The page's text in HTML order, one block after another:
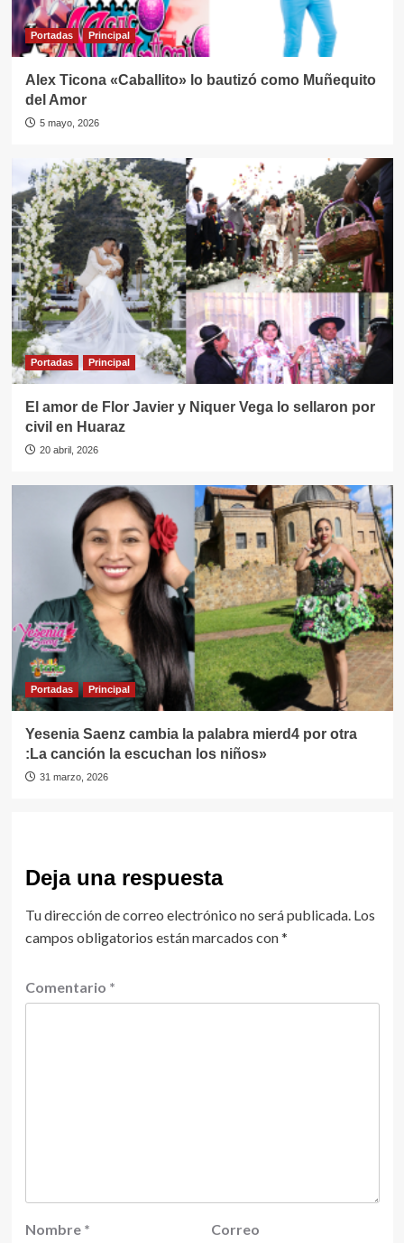
Portadas Principal
Alex Ticona «Caballito» lo bautizó como Muñequito
del Amor
5 mayo, 2026
Portadas Principal
El amor de Flor Javier y Niquer Vega lo sellaron por
civil en Huaraz
20 abril, 2026
Portadas Principal
Yesenia Saenz cambia la palabra mierd4 por otra
:La canción la escuchan los niños»
31 marzo, 2026
Deja una respuesta
Tu dirección de correo electrónico no será publicada. Los
campos obligatorios están marcados con*
Comentario *
Nombre *
Correo